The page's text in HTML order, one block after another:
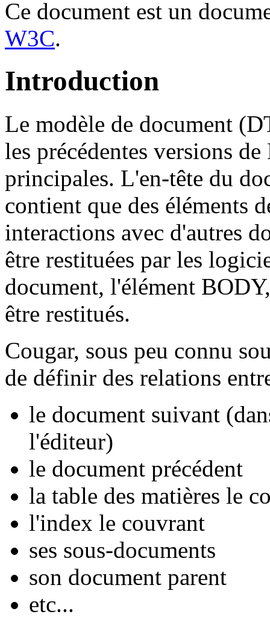
Ce document est un
W3C.
Introduction
Le modèle de document
les précédentes versions
principales. L'en-tête du
contient que des éléments
interactions avec d'autres
être restituées par les
document, l'élément BODY
être restitués.
Cougar, sous peu connu
de définir des relations
le document suivant
l'éditeur)
le document précédent
la table des matières le
l'index le couvrant
ses sous-documents
son document parent
etc...